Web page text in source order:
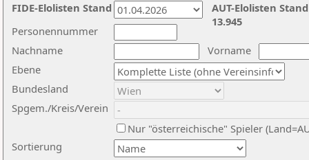
Nachname
Vorname
Ebene
Sortierung
Personennummer
Bundesland
Spgem./Kreis/Verein
Nur "österreichische" Spieler
AUT-Elolisten
13.945
FIDE-Elolisten Stand